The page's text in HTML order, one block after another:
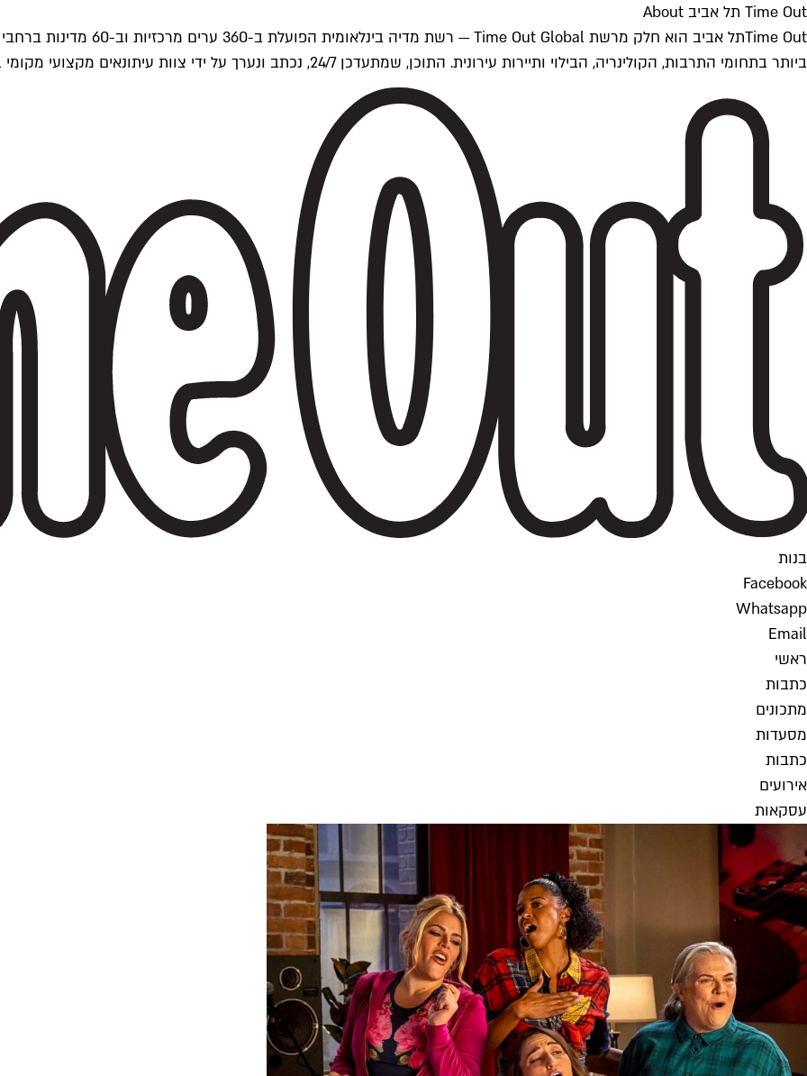
Time Out תל אביב About
ביותר בתחומי התרבות, הקולינריה, הבילוי ותיירות עירונית. התוכן, שמתעדכן 24/7, נכתב ונערך על ידי צוות עיתונאים מקצועי מקומי בישראל, בהתאם לסטנדרטים של Time Out העולמית.
בנות
Facebook
Whatsapp
Email
ראשי
כתבות
מתכונים
מסעדות
כתבות
אירועים
עסקאות